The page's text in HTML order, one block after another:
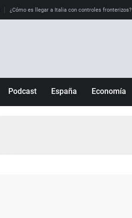
¿Cómo es llegar a Italia con controles fronterizos?
Podcast España Economía